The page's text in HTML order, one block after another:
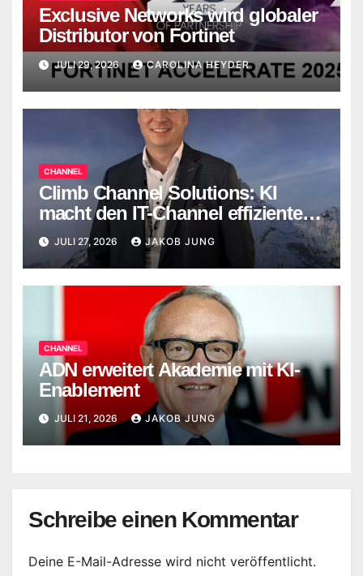
Exclusive Networks wird globaler
Distributor von Fortinet
JULI 29, 2026 CAROLINA HEYDER
CHANNEL
Climb Channel Solutions: KI
macht den IT-Channel effizienter,
ersetzt Menschen aber nicht
JULI 27, 2026 JAKOB JUNG
CHANNEL
ADN erweitert Akademie mit KI-
Enablement
JULI 21, 2026 JAKOB JUNG
Schreibe einen Kommentar
Deine E-Mail-Adresse wird nicht veröffentlicht.